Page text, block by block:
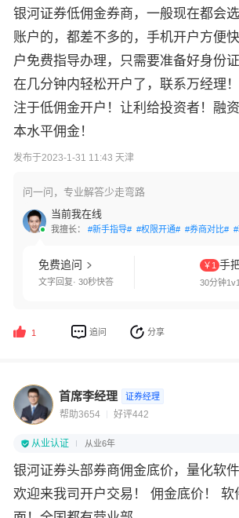
银河证券低佣金券商，一般现在都会
账户的，都差不多的，手机开户方便
户免费指导办理，只需要准备好身份
在几分钟内轻松开户了，联系万经理
注于低佣金开户！让利给投资者！融
本水平佣金！
发布于2023-1-31 11:43 天津
问一问，专业解答少走弯路
当前我在线
我擅长： #新手指导# #权限开通# #券商对比#
免费追问
文字回复· 30秒快答
￥1 手
30分钟
1 追问 分享
首席李经理 证券经理
帮助3654 好评442
从业认证 从业6年
银河证券头部券商佣金底价，量化软
欢迎来我司开户交易！ 佣金底价！ 软